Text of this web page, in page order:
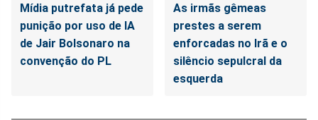
Mídia putrefata já pede
punição por uso de IA
de Jair Bolsonaro na
convenção do PL
As irmãs gêmeas
prestes a serem
enforcadas no Irã e o
silêncio sepulcral da
esquerda